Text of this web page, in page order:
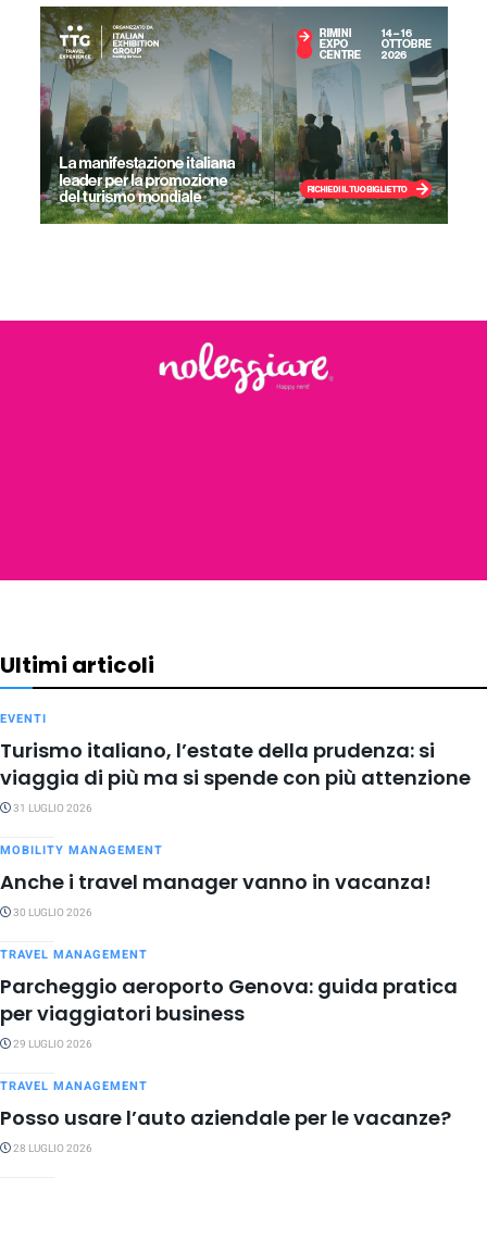
Ultimi articoli
EVENTI
Turismo italiano, l’estate della prudenza: si
viaggia di più ma si spende con più attenzione
31 LUGLIO 2026
MOBILITY MANAGEMENT
Anche i travel manager vanno in vacanza!
30 LUGLIO 2026
TRAVEL MANAGEMENT
Parcheggio aeroporto Genova: guida pratica
per viaggiatori business
29 LUGLIO 2026
TRAVEL MANAGEMENT
Posso usare l’auto aziendale per le vacanze?
28 LUGLIO 2026